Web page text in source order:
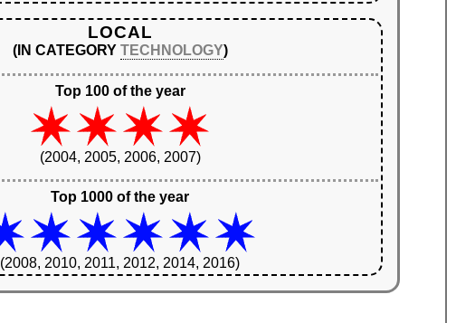
LOCAL
(IN CATEGORY TECHNOLOGY)
Top 100 of the year
(2004, 2005, 2006, 2007)
Top 1000 of the year
(2008, 2010, 2011, 2012, 2014, 2016)